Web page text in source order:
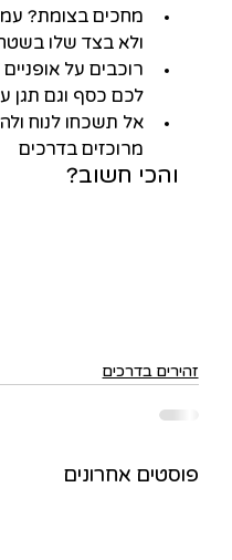
מחכים בצומת?
ולא בצד שלו
רוכבים על
לכם כסף וגם תגן
אל תשכחו לנוח
מרוכזים בדרכים
והכי חשוב?
זהירים בדרכים
פוסטים אחרונים